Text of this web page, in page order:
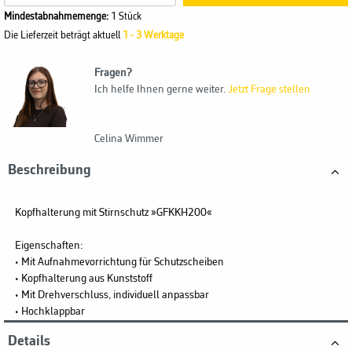
Mindestabnahmemenge:
1 Stück
Die Lieferzeit beträgt aktuell
1 - 3 Werktage
Fragen?
Ich helfe Ihnen gerne weiter. Jetzt Frage stellen
Celina Wimmer
Beschreibung
Kopfhalterung mit Stirnschutz »GFKKH200«
Eigenschaften:
• Mit Aufnahmevorrichtung für Schutzscheiben
• Kopfhalterung aus Kunststoff
• Mit Drehverschluss, individuell anpassbar
• Hochklappbar
Details